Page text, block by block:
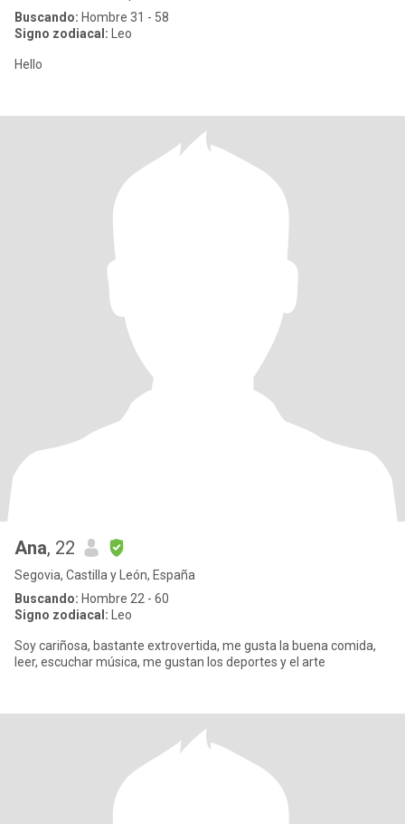
Buscando: Hombre 31 - 58
Signo zodiacal: Leo
Hello
Ana, 22
Segovia, Castilla y León, España
Buscando: Hombre 22 - 60
Signo zodiacal: Leo
Soy cariñosa, bastante extrovertida, me gusta la buena comida,
leer, escuchar música, me gustan los deportes y el arte